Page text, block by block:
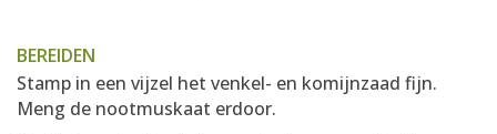
BEREIDEN
Stamp in een vijzel het venkel- en komijnzaad fijn.
Meng de nootmuskaat erdoor.